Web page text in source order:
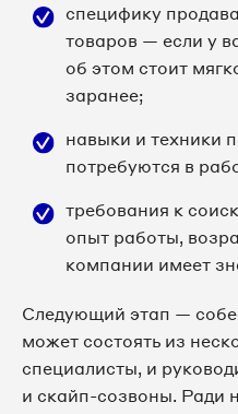
специфику
товаров — если у
об этом стоит
заранее;
навыки и техники
потребуются в
требования к
опыт работы,
компании имеет
Следующий этап —
может состоять из
специалисты, и
и скайп-созвоны. Ради